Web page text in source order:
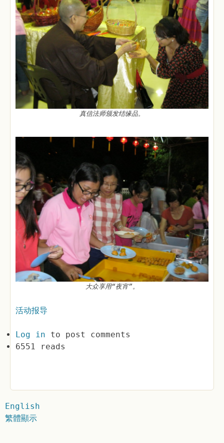
真信法师颁发结缘品。
大众享用“夜宵”。
活动报导
Log in to post comments
6551 reads
English
繁體顯示